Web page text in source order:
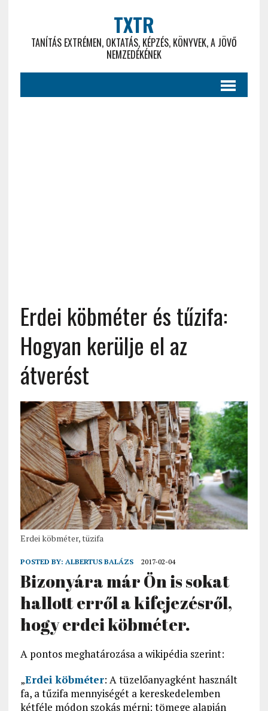
TXTR
TANÍTÁS EXTRÉMEN, OKTATÁS, KÉPZÉS, KÖNYVEK, A JÖVŐ
NEMZEDÉKÉNEK
Erdei köbméter és tűzifa:
Hogyan kerülje el az
átverést
Erdei köbméter, tüzifa
POSTED BY: ALBERTUS BALÁZS 2017-02-04
Bizonyára már Ön is sokat
hallott erről a kifejezésről,
hogy erdei köbméter.
A pontos meghatározása a wikipédia szerint:
„Erdei köbméter: A tüzelőanyagként használt
fa, a tűzifa mennyiségét a kereskedelemben
kétféle módon szokás mérni: tömege alapján